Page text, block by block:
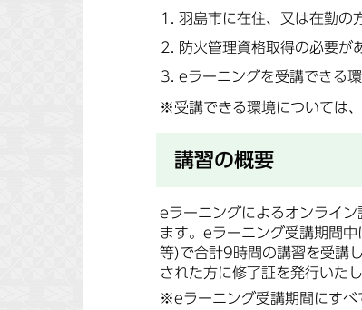
羽島市に在住、又は在勤の
防火管理資格取得の必要が
eラーニングを受講できる
※受講できる環境については
講習の概要
eラーニングによるオンライ
ます。eラーニング受講期間
等)で合計9時間の講習を受講
された方に修了証を発行いたし
※eラーニング受講期間にすべ